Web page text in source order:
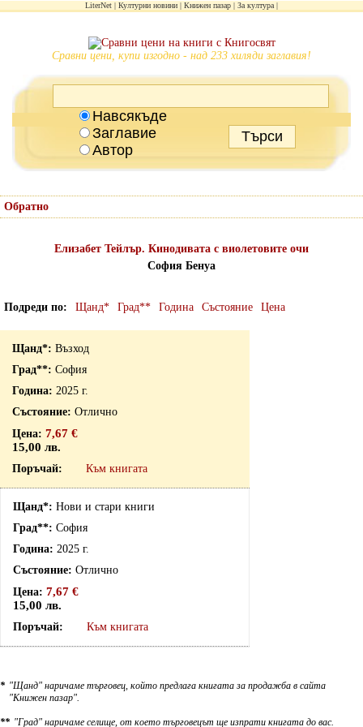
LiterNet Културни новини Книжен пазар За култура
Сравни цени, купи изгодно - над 233 хиляди заглавия!
Навсякъде
Заглавие
Автор
Обратно
Елизабет Тейлър. Кинодивата с виолетовите очи
София Бенуа
Подреди по Щанд* Град** Година Състояние Цена
Възход
София
2025 г.
Отлично
7,67 €
15,00 лв.
Към книгата
Нови и стари книги
София
2025 г.
Отлично
7,67 €
15,00 лв.
Към книгата
* "Щанд" наричаме търговец, който предлага книгата за продажба в сайта
"Книжен пазар".
** "Град" наричаме селище, от което търговецът ще изпрати книгата до вас.